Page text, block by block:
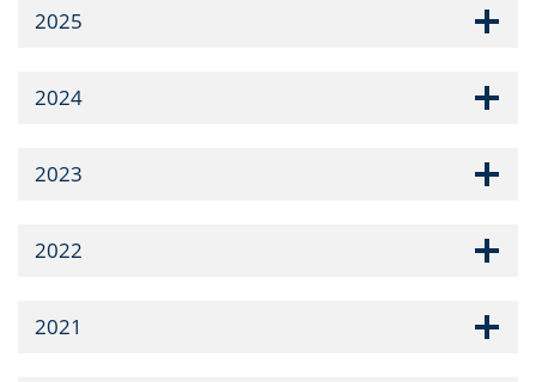
2025
2024
2023
2022
2021